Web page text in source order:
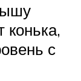
конька,
с